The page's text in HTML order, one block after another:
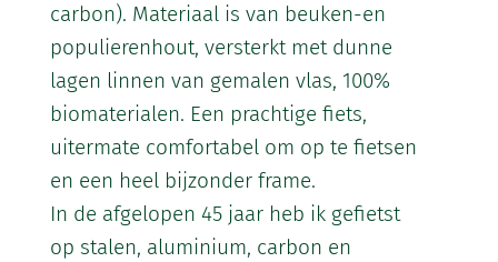
carbon). Materiaal is van beuken-en
populierenhout, versterkt met dunne
lagen linnen van gemalen vlas, 100%
biomaterialen. Een prachtige fiets,
uitermate comfortabel om op te fietsen
en een heel bijzonder frame.
In de afgelopen 45 jaar heb ik gefietst
op stalen, aluminium, carbon en